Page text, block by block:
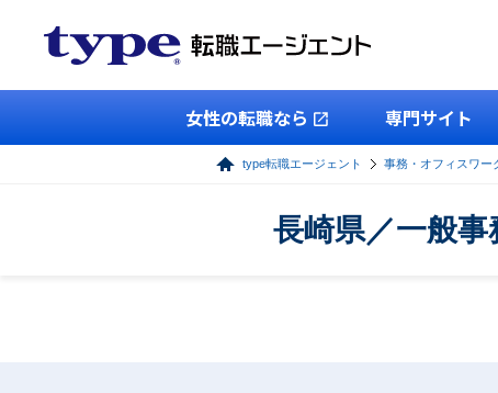
女性の転職なら 専門サイト
type転職エージェント 事務・オフィスワー
長崎県／一般